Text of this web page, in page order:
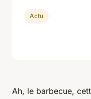
Ah, le barbecue,
Actu